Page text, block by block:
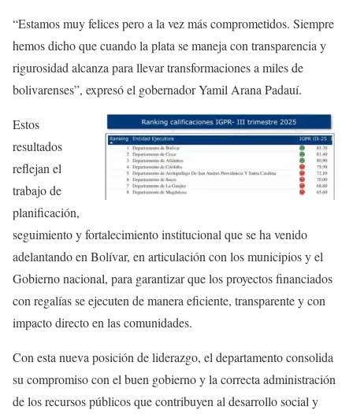
“Estamos muy felices pero a la vez más comprometidos. Siempre
hemos dicho que cuando la plata se maneja con transparencia y
rigurosidad alcanza para llevar transformaciones a miles de
bolivarenses”, expresó el gobernador Yamil Arana Padauí.
Estos
resultados
reflejan el
trabajo de
planificación,
seguimiento y fortalecimiento institucional que se ha venido
adelantando en Bolívar, en articulación con los municipios y el
Gobierno nacional, para garantizar que los proyectos financiados
con regalías se ejecuten de manera eficiente, transparente y con
impacto directo en las comunidades.
Con esta nueva posición de liderazgo, el departamento consolida
su compromiso con el buen gobierno y la correcta administración
de los recursos públicos que contribuyen al desarrollo social y